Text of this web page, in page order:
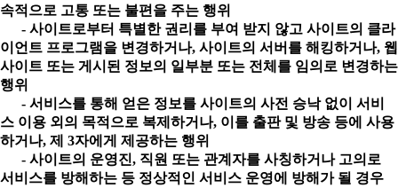
속적으로 고통 또는 불편을 주는 행위
- 사이트로부터 특별한 권리를 부여 받지 않고 사이트의 클라
이언트 프로그램을 변경하거나, 사이트의 서버를 해킹하거나, 웹
사이트 또는 게시된 정보의 일부분 또는 전체를 임의로 변경하는
행위
- 서비스를 통해 얻은 정보를 사이트의 사전 승낙 없이 서비
스 이용 외의 목적으로 복제하거나, 이를 출판 및 방송 등에 사용
하거나, 제 3자에게 제공하는 행위
- 사이트의 운영진, 직원 또는 관계자를 사칭하거나 고의로
서비스를 방해하는 등 정상적인 서비스 운영에 방해가 될 경우